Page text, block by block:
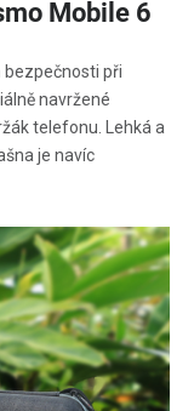
Mobile 6
bezpečnosti při
navržené
telefonu. Lehká a
je navíc